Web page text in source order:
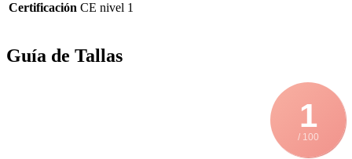
Certificación CE nivel 1
Guía de Tallas
1
/ 100